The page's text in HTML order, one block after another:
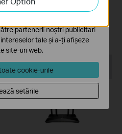
partenerii noștri publicitari
tale și a-ți afișeze
site-uri web.
cookie-urile
setările